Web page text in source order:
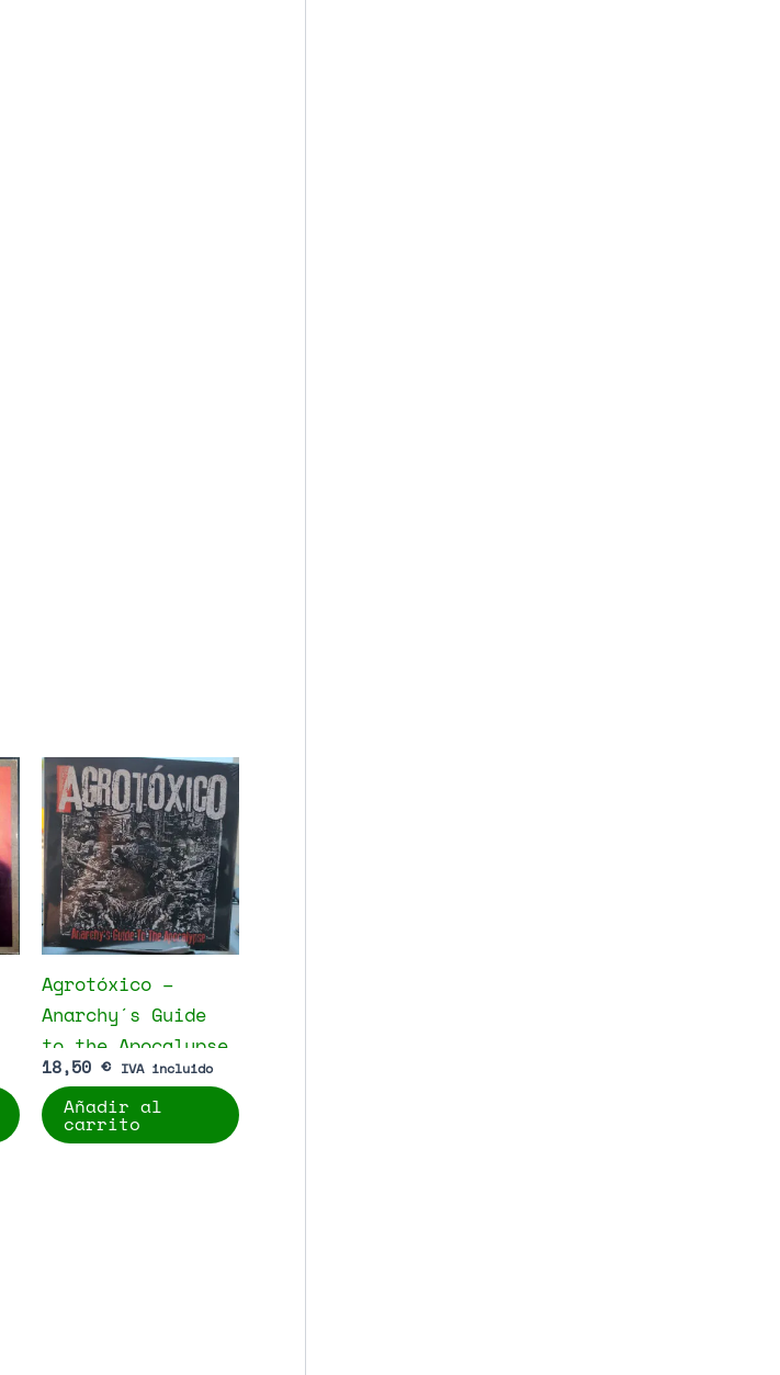
Agrotóxico –
Anarchy´s Guide
to the Apocalypse
18,50€ IVA incluido
Añadir al
carrito